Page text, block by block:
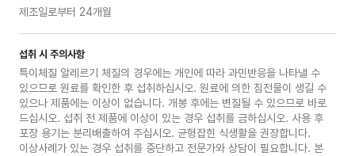
제조일로부터 24개월
섭취 시 주의사항
특이체질 알레르기 체질의 경우에는 개인에 따라 과민반응을 나타낼 수
있으므로 원료를 확인한 후 섭취하십시오. 원료에 의한 침전물이 생길 수
있으나 제품에는 이상이 없습니다. 개봉 후에는 변질될 수 있으므로 바로
드십시오. 섭취 전 제품에 이상이 있는 경우 섭취를 금하십시오. 사용 후
포장 용기는 분리배출하여 주십시오. 균형잡힌 식생활을 권장합니다.
이상사례가 있는 경우 섭취를 중단하고 전문가와 상담이 필요합니다. 본